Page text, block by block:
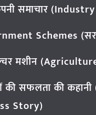
समाचार
Schemes
मशीन
की सफलता की
Story)